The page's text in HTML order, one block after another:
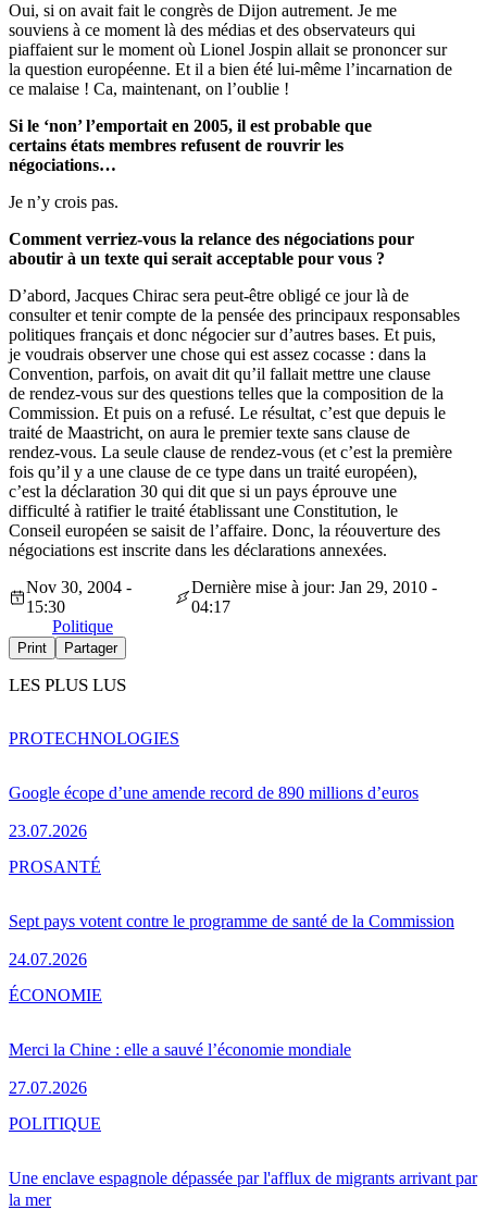
Oui, si on avait fait le congrès de Dijon autrement. Je me
souviens à ce moment là des médias et des observateurs qui
piaffaient sur le moment où Lionel Jospin allait se prononcer sur
la question européenne. Et il a bien été lui-même l’incarnation de
ce malaise ! Ca, maintenant, on l’oublie !
Si le ‘non’ l’emportait en 2005, il est probable que
certains états membres refusent de rouvrir les
négociations…
Je n’y crois pas.
Comment verriez-vous la relance des négociations pour
aboutir à un texte qui serait acceptable pour vous ?
D’abord, Jacques Chirac sera peut-être obligé ce jour là de
consulter et tenir compte de la pensée des principaux responsables
politiques français et donc négocier sur d’autres bases. Et puis,
je voudrais observer une chose qui est assez cocasse : dans la
Convention, parfois, on avait dit qu’il fallait mettre une clause
de rendez-vous sur des questions telles que la composition de la
Commission. Et puis on a refusé. Le résultat, c’est que depuis le
traité de Maastricht, on aura le premier texte sans clause de
rendez-vous. La seule clause de rendez-vous (et c’est la première
fois qu’il y a une clause de ce type dans un traité européen),
c’est la déclaration 30 qui dit que si un pays éprouve une
difficulté à ratifier le traité établissant une Constitution, le
Conseil européen se saisit de l’affaire. Donc, la réouverture des
négociations est inscrite dans les déclarations annexées.
Nov 30, 2004 -
15:30
Dernière mise à jour: Jan 29, 2010 -
04:17
Politique
Print Partager
LES PLUS LUS
Google écope d’une amende record de 890 millions d’euros
23.07.2026
PROTECHNOLOGIES
Sept pays votent contre le programme de santé de la Commission
24.07.2026
PROSANTÉ
Merci la Chine : elle a sauvé l’économie mondiale
27.07.2026
ÉCONOMIE
Une enclave espagnole dépassée par l'afflux de migrants arrivant par
la mer
POLITIQUE